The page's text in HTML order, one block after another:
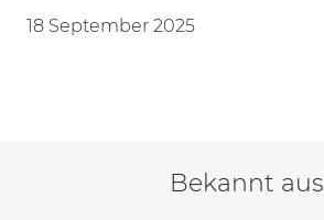
18 September 2025
Bekannt aus